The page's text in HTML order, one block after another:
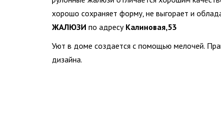
хорошо сохраняет форму, не выгорает и
ЖАЛЮЗИ по адресу Калиновая,53
Уют в доме создается с помощью мелочей.
дизайна.